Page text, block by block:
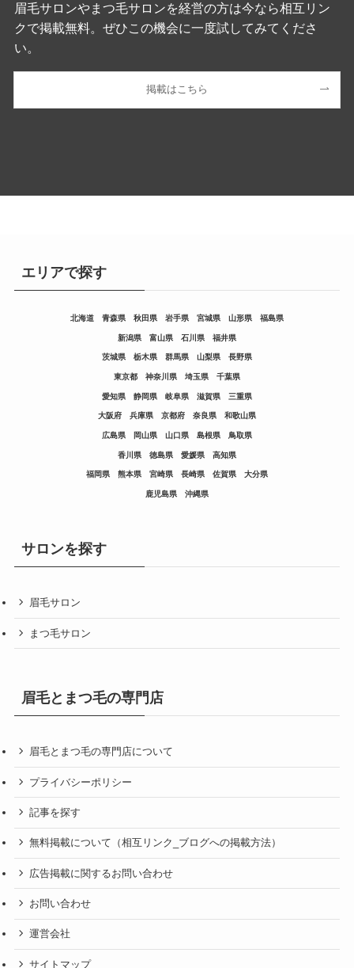
眉毛サロンやまつ毛サロンを経営の方は今なら相互リン
クで掲載無料。ぜひこの機会に一度試してみてくださ
い。
掲載はこちら
エリアで探す
北海道 青森県 秋田県 岩手県 宮城県 山形県 福島県
新潟県 富山県 石川県 福井県
茨城県 栃木県 群馬県 山梨県 長野県
東京都 神奈川県 埼玉県 千葉県
愛知県 静岡県 岐阜県 滋賀県 三重県
大阪府 兵庫県 京都府 奈良県 和歌山県
広島県 岡山県 山口県 島根県 鳥取県
香川県 徳島県 愛媛県 高知県
福岡県 熊本県 宮崎県 長崎県 佐賀県 大分県
鹿児島県 沖縄県
サロンを探す
眉毛サロン
まつ毛サロン
眉毛とまつ毛の専門店
眉毛とまつ毛の専門店について
プライバシーポリシー
記事を探す
無料掲載について（相互リンク_ブログへの掲載方法）
広告掲載に関するお問い合わせ
お問い合わせ
運営会社
サイトマップ